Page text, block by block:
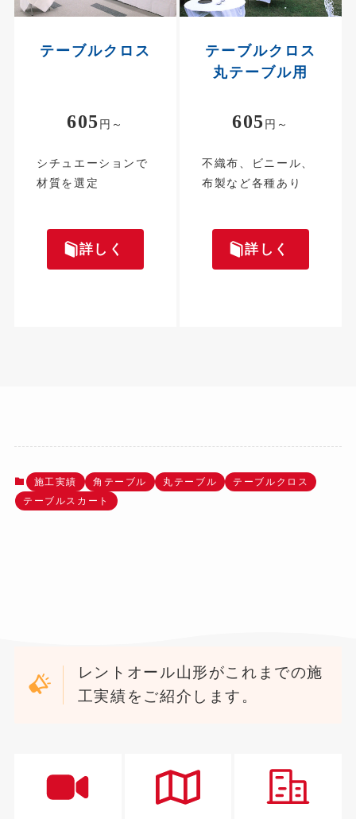
テーブルクロス
605 円～
シチュエーションで
材質を選定
詳しく
テーブルクロス
丸テーブル用
605 円～
不織布、ビニール、
布製など各種あり
詳しく
施工実績 角テーブル 丸テーブル
テーブルクロス
テーブルスカート
レントオール山形がこれまでの施
工実績をご紹介します。